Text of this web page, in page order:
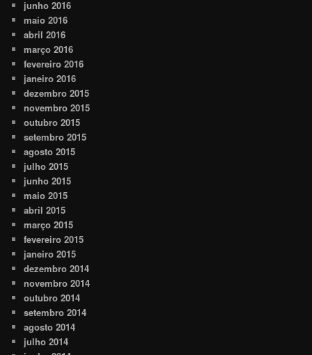
junho 2016
maio 2016
abril 2016
março 2016
fevereiro 2016
janeiro 2016
dezembro 2015
novembro 2015
outubro 2015
setembro 2015
agosto 2015
julho 2015
junho 2015
maio 2015
abril 2015
março 2015
fevereiro 2015
janeiro 2015
dezembro 2014
novembro 2014
outubro 2014
setembro 2014
agosto 2014
julho 2014